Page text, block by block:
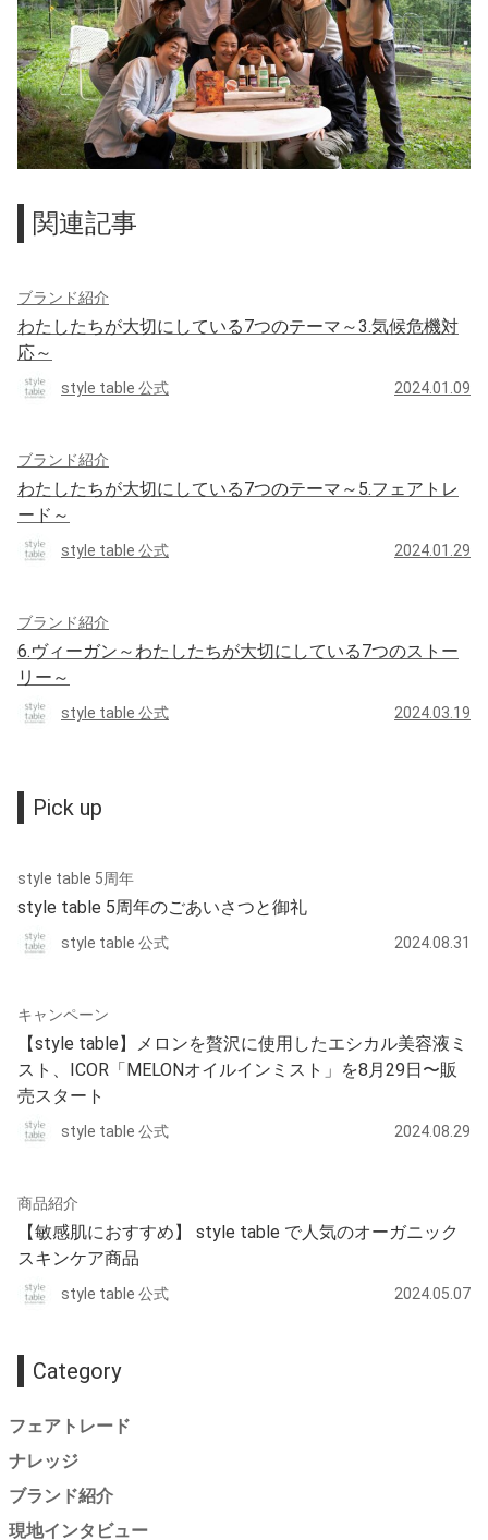
関連記事
ブランド紹介
わたしたちが大切にしている7つのテーマ～3.気候危機対
応～
style table 公式 2024.01.09
ブランド紹介
わたしたちが大切にしている7つのテーマ～5.フェアトレ
ード～
style table 公式 2024.01.29
ブランド紹介
6.ヴィーガン～わたしたちが大切にしている7つのストー
リー～
style table 公式 2024.03.19
Pick up
style table 5周年
style table 5周年のごあいさつと御礼
style table 公式 2024.08.31
キャンペーン
【style table】メロンを贅沢に使用したエシカル美容液ミ
スト、ICOR「MELONオイルインミスト」を8月29日〜販
売スタート
style table 公式 2024.08.29
商品紹介
【敏感肌におすすめ】 style table で人気のオーガニック
スキンケア商品
style table 公式 2024.05.07
Category
フェアトレード
ナレッジ
ブランド紹介
現地インタビュー